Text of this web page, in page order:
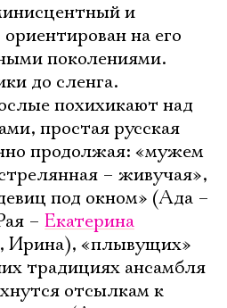
и
на его
поколениями.
до сленга.
похихикают над
простая русская
продолжая: «мужем
– живучая»,
под окном» (Ада –
– Екатерина
, Ирина), «плывущих»
традициях ансамбля
отсылкам к